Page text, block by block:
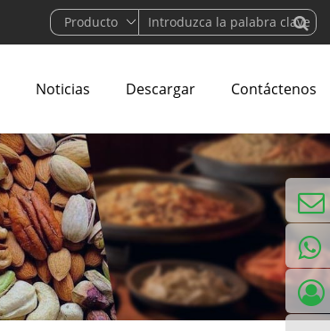
Noticias Descargar Contáctenos